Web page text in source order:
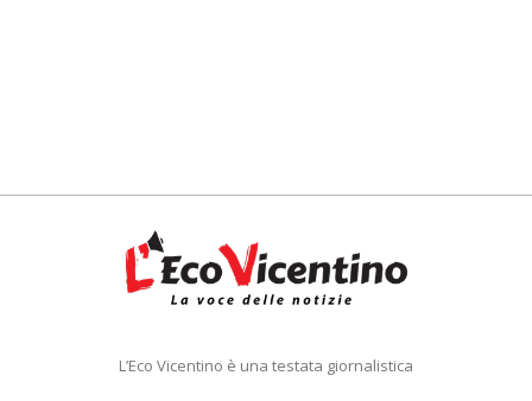
L’Eco Vicentino è una testata giornalistica